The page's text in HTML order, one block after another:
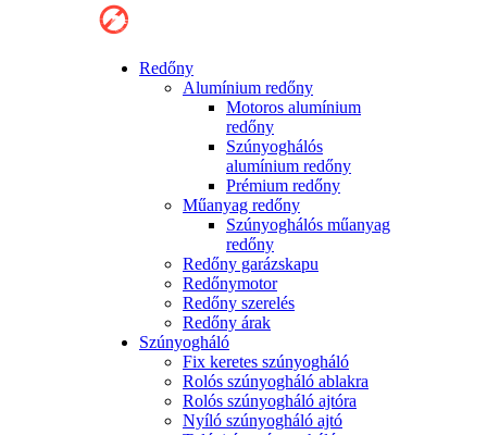
Redőny
Alumínium redőny
Motoros alumínium
redőny
Szúnyoghálós
alumínium redőny
Prémium redőny
Műanyag redőny
Szúnyoghálós műanyag
redőny
Redőny garázskapu
Redőnymotor
Redőny szerelés
Redőny árak
Szúnyogháló
Fix keretes szúnyogháló
Rolós szúnyogháló ablakra
Rolós szúnyogháló ajtóra
Nyíló szúnyogháló ajtó